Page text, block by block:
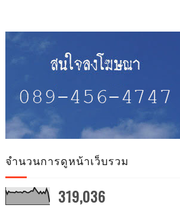
จำนวนการดูหน้าเว็บรวม
319,036